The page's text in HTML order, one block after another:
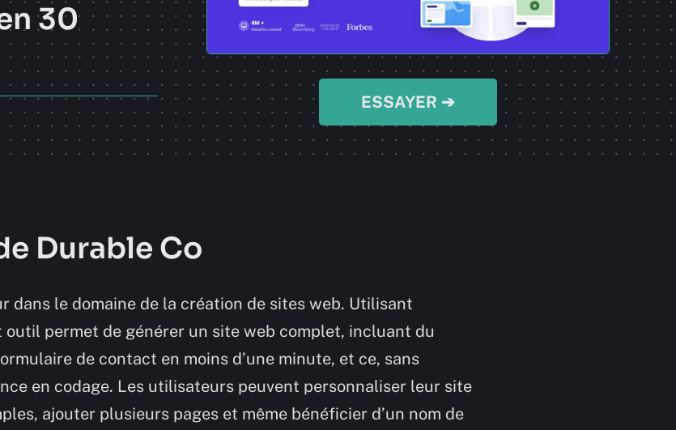
30
ESSAYER ➔
Durable Co
dans le domaine de la création de sites web. Utilisant
permet de générer un site web complet, incluant du
de contact en moins d’une minute, et ce, sans
en codage. Les utilisateurs peuvent personnaliser leur site
ajouter plusieurs pages et même bénéficier d’un nom de